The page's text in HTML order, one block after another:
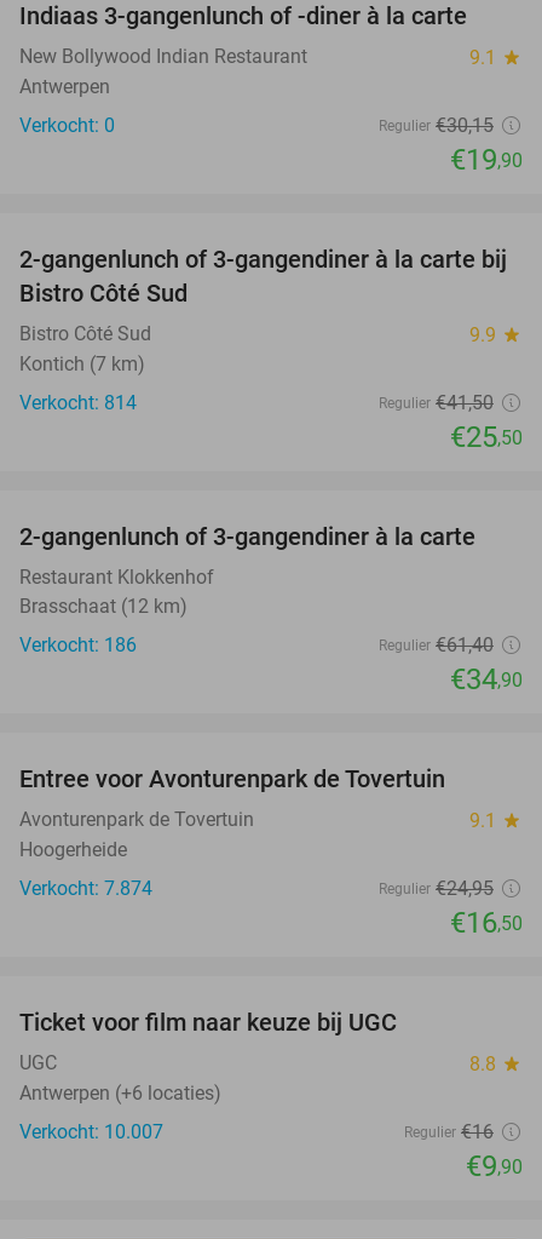
TODAY
Indiaas 3-gangenlunch of -diner à la carte
New Bollywood Indian Restaurant 9.1 star
Antwerpen
Verkocht: 0
Regulier €30,15
€19,90
39%
2-gangenlunch of 3-gangendiner à la carte bij
Bistro Côté Sud
Bistro Côté Sud 9.9 star
Kontich (7 km)
Verkocht: 814
Regulier €41,50
€25,50
43%
2-gangenlunch of 3-gangendiner à la carte
Restaurant Klokkenhof
Brasschaat (12 km)
Verkocht: 186
Regulier €61,40
€34,90
Entree voor Avonturenpark de Tovertuin
Avonturenpark de Tovertuin 9.1 star
Hoogerheide
Verkocht: 7.874
Regulier €24,95
€16,50
Ticket voor film naar keuze bij UGC
UGC 8.8 star
Antwerpen (+6 locaties)
Verkocht: 10.007
Regulier €16
€9,90